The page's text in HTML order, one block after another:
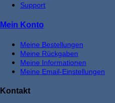
Support
Mein Konto
Meine Bestellungen
Meine Rückgaben
Meine Informationen
Meine Email-Einstellungen
Kontakt